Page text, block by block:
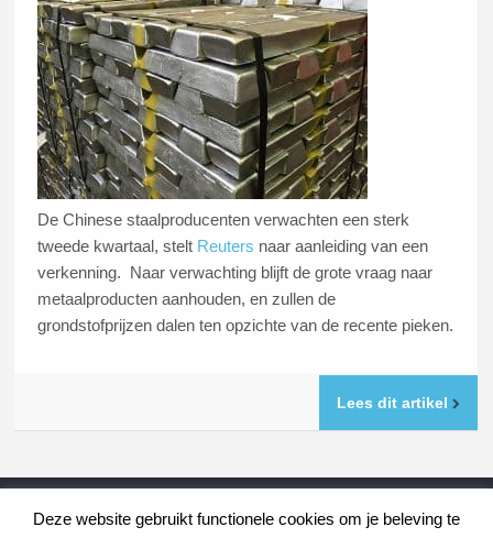
De Chinese staalproducenten verwachten een sterk
tweede kwartaal, stelt Reuters naar aanleiding van een
verkenning. Naar verwachting blijft de grote vraag naar
metaalproducten aanhouden, en zullen de
grondstofprijzen dalen ten opzichte van de recente pieken.
Lees dit artikel
OUDERE BERICHTEN
Deze website gebruikt functionele cookies om je beleving te